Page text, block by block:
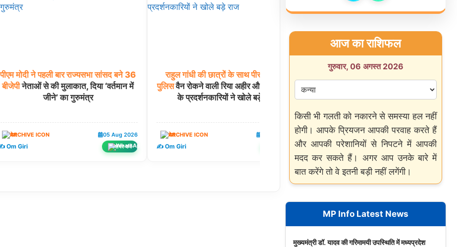
पीएम मोदी ने पहली बार राज्यसभा सांसद बने 36
बीजेपीनेताओं से की मुलाकात, दिया ‘वर्तमान में
जीने’ का गुरुमंत्र
देश 05 Aug 2026
Om Giri शेयर करें
राहुल गांधी की छात्रों के साथ पीसी:
पुलिसवैन रोकने वाली रिया अहीर और जंतर-मंतर
के प्रदर्शनकारियों ने खोले बड़े राज
देश 05 Aug 2026
✍️ Om Giri
इंडियन
पहले साथ रख लें ये 9 जरूरी दस्तावेज, वरना होंगे
बाहर!
देश 05 Aug 2026
✍️ Om Giri शेयर करें
आज का राशिफल
गुरुवार, 06 अगस्त 2026
किसी भी गलती को नकारने से समस्या हल नहीं
होगी। आपके प्रियजन आपकी परवाह करते हैं
और आपकी परेशानियों से निपटने में आपकी
मदद कर सकते हैं। अगर आप उनके बारे में
बात करेंगे तो वे इतनी बड़ी नहीं लगेंगी।
MP Info Latest News
मुख्यमंत्री डॉ. यादव की गरिमामयी उपस्थिति में मध्यप्रदेश